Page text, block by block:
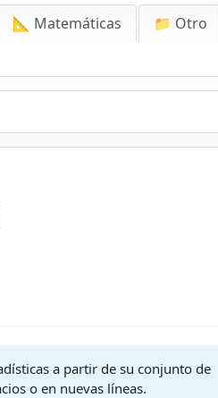
📐 Matemáticas 📁 Otro
a partir de su conjunto de
o en nuevas líneas.